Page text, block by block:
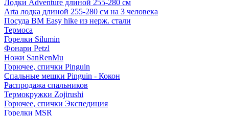
Лодки Adventure длиной 255-280 см
Arta лодка длиной 255-280 см на 3 человека
Посуда BM Easy hike из нерж. стали
Термоса
Горелки Silumin
Фонари Petzl
Ножи SanRenMu
Горючее, спички Pinguin
Спальные мешки Pinguin - Кокон
Распродажа спальников
Термокружки Zojirushi
Горючее, спички Экспедиция
Горелки MSR